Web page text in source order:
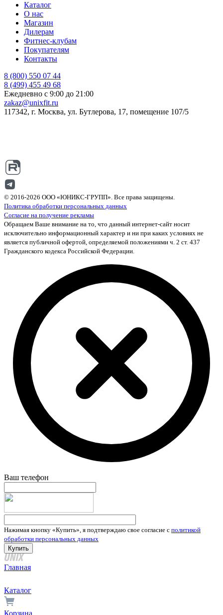
Каталог
О нас
Магазин
Дилерам
Фитнес-клубам
Покупателям
Контакты
8 (800) 550 07 44
8 (499) 455 49 68
Ежедневно с 9:00 до 21:00
zakaz@unixfit.ru
117342, г. Москва, ул. Бутлерова, 17, помещение 107/5
© 2016-2026 ООО «ЮНИКС-ГРУПП». Все права защищены.
Политика обработки персональных данных
Согласие на получение рекламы
Обращаем Ваше внимание на то, что данный интернет-сайт носит
исключительно информационный характер и ни при каких условиях не
является публичной офертой, определяемой положениями ч. 2 ст. 437
Гражданского кодекса Российской Федерации.
Ваш телефон
Нажимая кнопку «Купить», я подтверждаю свое согласие с политикой
обработки персональных данных
Главная
Каталог
Корзина